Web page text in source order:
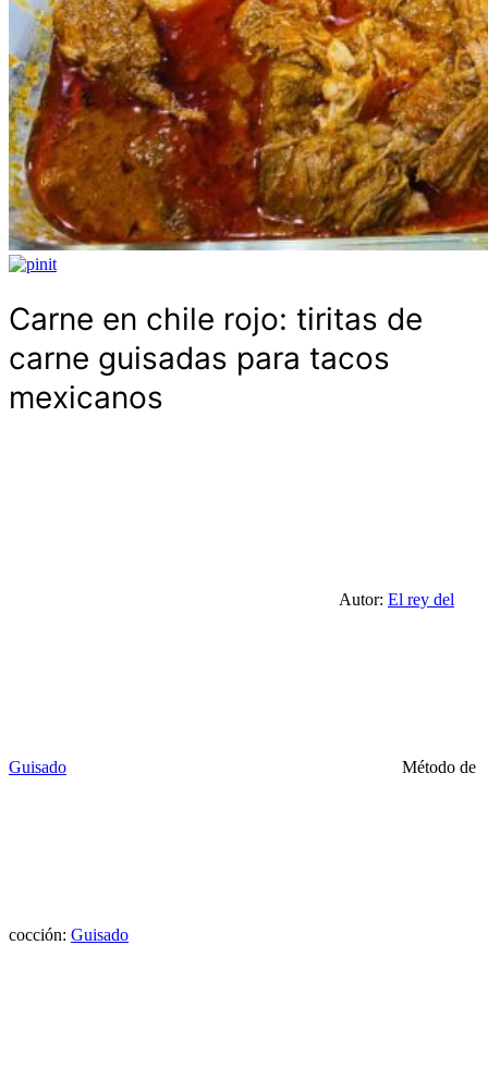
Carne en chile rojo: tiritas de
carne guisadas para tacos
mexicanos
Autor: El rey del
Guisado Método de
cocción: Guisado